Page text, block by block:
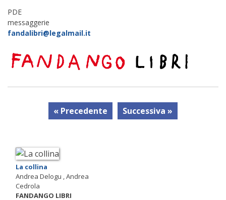
PDE
messaggerie
fandalibri@legalmail.it
« Precedente Successiva »
La collina
Andrea Delogu , Andrea
Cedrola
FANDANGO LIBRI